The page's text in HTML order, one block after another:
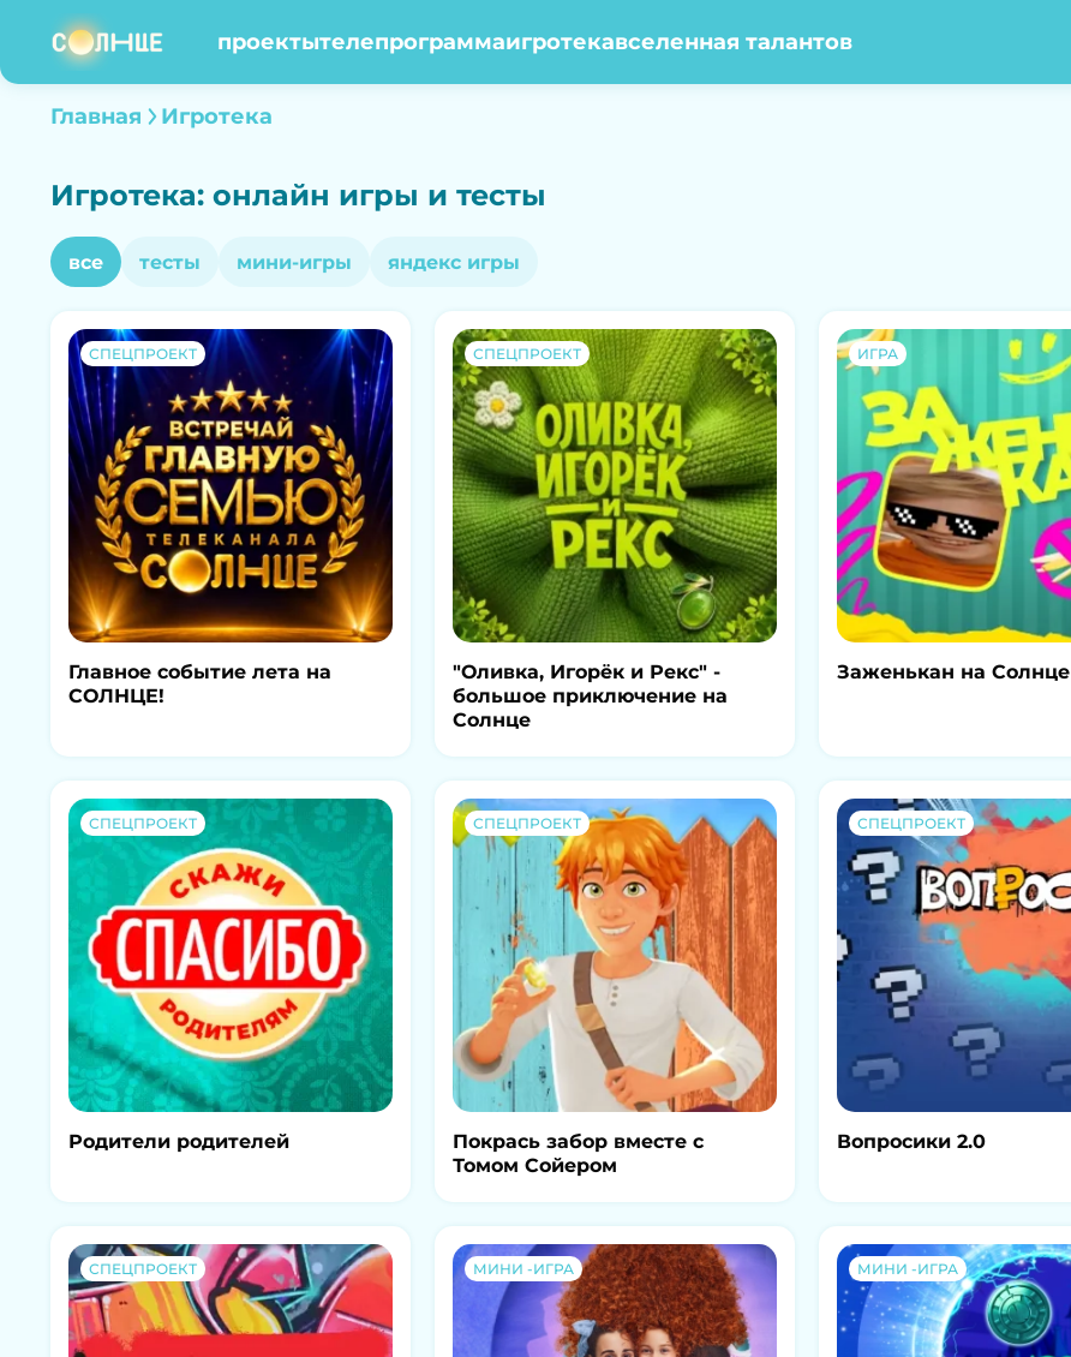
проектытелепрограммаигротекавселенная талантов
Главная Игротека
Игротека: онлайн игры и тесты
все тесты мини-игры яндекс игры
СПЕЦПРОЕКТ
Главное событие лета на
СОЛНЦЕ!
СПЕЦПРОЕКТ
"Оливка, Игорёк и Рекс" -
большое приключение на
Солнце
ИГРА
Заженькан на Солнце
СПЕЦПРОЕКТ
Родители родителей
СПЕЦПРОЕКТ
Покрась забор вместе с
Томом Сойером
СПЕЦПРОЕКТ
Вопросики 2.0
СПЕЦПРОЕКТ МИНИ -ИГРА МИНИ -ИГРА